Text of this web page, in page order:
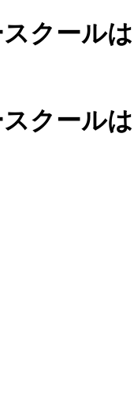
クールは
クールは